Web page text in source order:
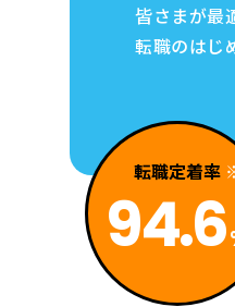
皆さまが最
転職のはじ
転職定着率
94.6